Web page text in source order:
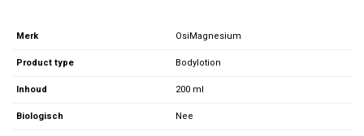
Merk OsiMagnesium
Product type Bodylotion
Inhoud 200 ml
Biologisch Nee